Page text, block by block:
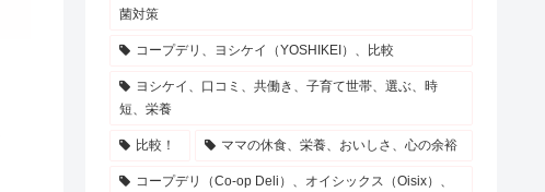
菌対策
コープデリ、ヨシケイ（YOSHIKEI）、比較
ヨシケイ、口コミ、共働き、子育て世帯、選ぶ、時
短、栄養
比較！ ママの休食、栄養、おいしさ、心の余裕
コープデリ（Co-op Deli）、オイシックス（Oisix）、